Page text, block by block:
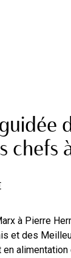
chefs
à Pierre
et des
en